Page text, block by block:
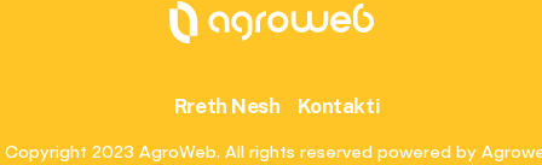
Rreth Nesh Kontakti
2023 AgroWeb. All rights reserved powered by